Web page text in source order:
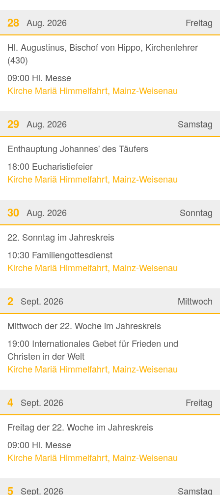
Freitag
28 Aug. 2026
Hl. Augustinus, Bischof von Hippo, Kirchenlehrer
(430)
09:00 Hl. Messe
Kirche Mariä Himmelfahrt, Mainz-Weisenau
Samstag
29 Aug. 2026
Enthauptung Johannes' des Täufers
18:00 Eucharistiefeier
Kirche Mariä Himmelfahrt, Mainz-Weisenau
Sonntag
30 Aug. 2026
22. Sonntag im Jahreskreis
10:30 Familiengottesdienst
Kirche Mariä Himmelfahrt, Mainz-Weisenau
Mittwoch
2
Sept. 2026
Mittwoch der 22. Woche im Jahreskreis
19:00 Internationales Gebet für Frieden und
Christen in der Welt
Kirche Mariä Himmelfahrt, Mainz-Weisenau
Freitag
4
Sept. 2026
Freitag der 22. Woche im Jahreskreis
09:00 Hl. Messe
Kirche Mariä Himmelfahrt, Mainz-Weisenau
Samstag
5 Sept. 2026